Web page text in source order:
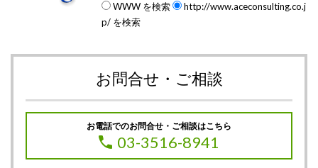
WWW を検索
http://www.aceconsulting.co.j
p/ を検索
お問合せ・ご相談
お電話でのお問合せ・ご相談はこちら
03-3516-8941